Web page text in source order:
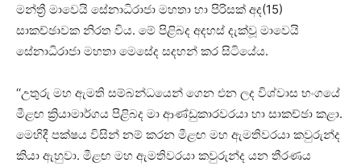
මන්ත්‍රී මාවෙයි සේනාධිරාජා මහතා හා පිරිසක් අද(15)
සාකච්ඡාවක නිරත විය. මේ පිළිබද අදහස් දැක්වූ මාවෙයි
සේනාධිරාජා මහතා මෙසේද සදහන් කර සිටියේය.
‘‘උතුරු මහ ඇමති සම්බන්ධයෙන් ගෙන එන ලද විශ්වාස භංගයේ
මීළඟ ක්‍රියාමාර්ගය පිළිබද මා ආණ්ඩුකාරවරයා හා සාකච්ඡා කළා.
මෙහිදී පක්ෂය විසින් නම් කරන මීළඟ මහ ඇමතිවරයා කවුරුන්ද
කියා ඇහුවා. මීළඟ මහ ඇමතිවරයා කවුරුන්ද යන තීරණය